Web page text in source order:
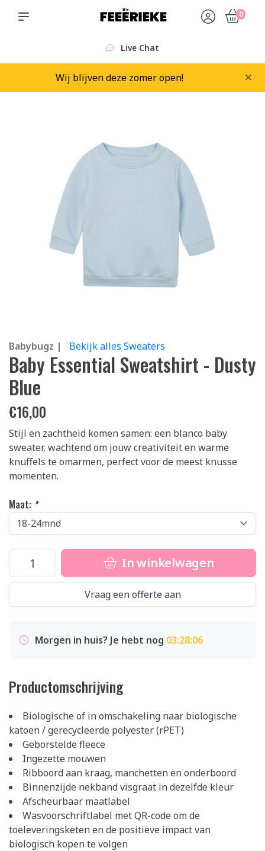
0
Live Chat
Wij blijven deze zomer open! ×
Babybugz | Bekijk alles Sweaters
Baby Essential Sweatshirt - Dusty
Blue
€16,00
Stijl en zachtheid komen samen: een blanco baby
sweater, wachtend om jouw creativiteit en warme
knuffels te omarmen, perfect voor de meest knusse
momenten.
Maat: *
In winkelwagen
Vraag een offerte aan
Morgen in huis? Je hebt nog 03:28:06
Productomschrijving
Biologische of in omschakeling naar biologische
katoen / gerecycleerde polyester (rPET)
Geborstelde fleece
Ingezette mouwen
Ribboord aan kraag, manchetten en onderboord
Binnenzijde nekband visgraat in dezelfde kleur
Afscheurbaar maatlabel
Wasvoorschriftlabel met QR-code om de
toeleveringsketen en de positieve impact van
biologisch kopen te volgen